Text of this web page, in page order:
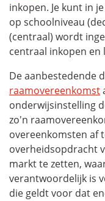
inkopen. Je kunt in
op schoolniveau
(centraal) wordt
centraal inkopen
De aanbestedende
raamovereenkomst
onderwijsinstelling
zo'n
overeenkomsten af
overheidsopdracht
markt te zetten,
verantwoordelijk is
die geldt voor dat